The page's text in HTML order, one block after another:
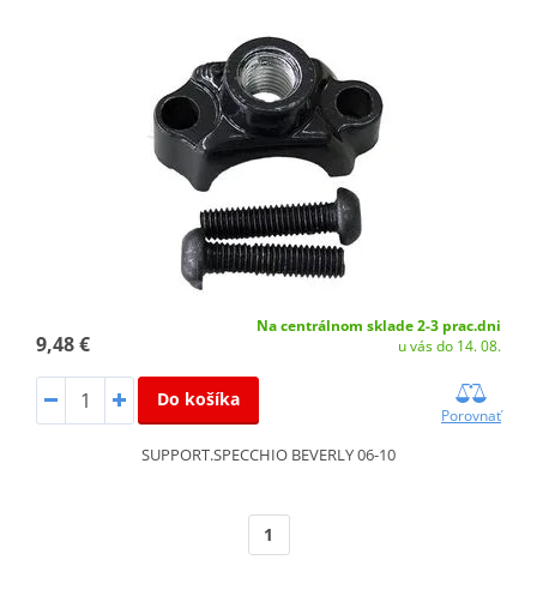
9,48 €
Na centrálnom sklade 2-3 prac.dni
u vás do 14. 08.
Do košíka
Porovnať
SUPPORT.SPECCHIO BEVERLY 06-10
1